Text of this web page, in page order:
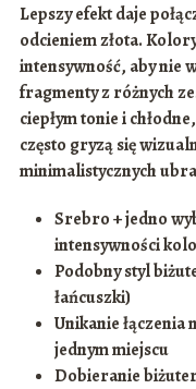
Lepszy efekt daje
odcieniem złota.
intensywność, aby nie
fragmenty z różnych
ciepłym tonie i
często gryzą się
minimalistycznych
Srebro + jedno
intensywności
Podobny styl
łańcuszki)
Unikanie łączenia
jednym miejscu
Dobieranie